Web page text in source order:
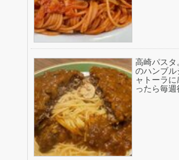
高崎パスタ
のハンブル
ャトーラ
ったら毎週